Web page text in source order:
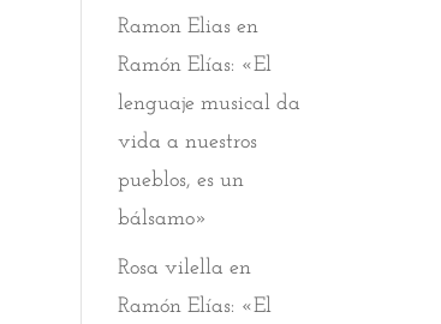
Ramon Elias en
Ramón Elías: «El
lenguaje musical da
vida a nuestros
pueblos, es un
bálsamo»
Rosa vilella en
Ramón Elías: «El